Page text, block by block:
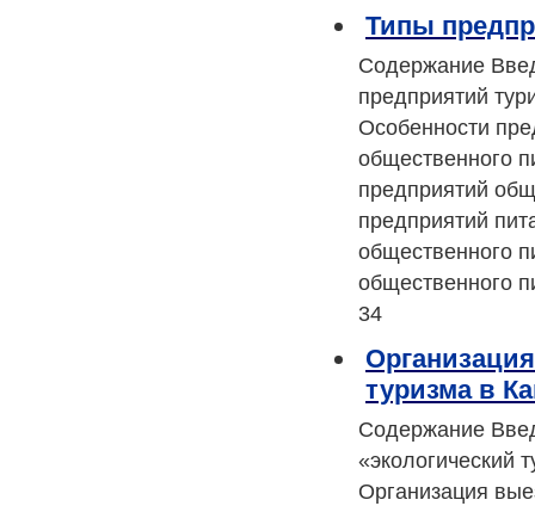
Типы
Содержание
предприятий
Особенности
общественного
предприятий
предприятий
общественного
общественного
34
туризма в
Содержание
«экологический
Организация